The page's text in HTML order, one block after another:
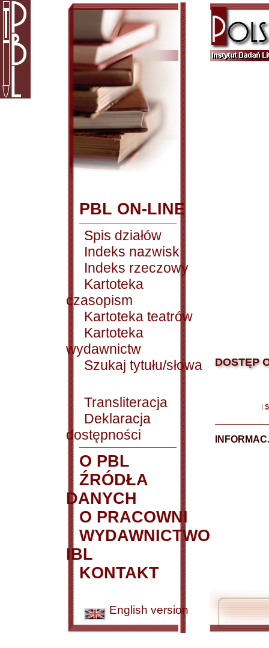
PBL ON-LINE
Spis działów
Indeks nazwisk
Indeks rzeczowy
Kartoteka
czasopism
Kartoteka teatrów
Kartoteka
wydawnictw
Szukaj tytułu/słowa
Transliteracja
Deklaracja
dostępności
O PBL
ŹRÓDŁA
DANYCH
O PRACOWNI
WYDAWNICTWO
IBL
KONTAKT
English version
DOSTĘP
|